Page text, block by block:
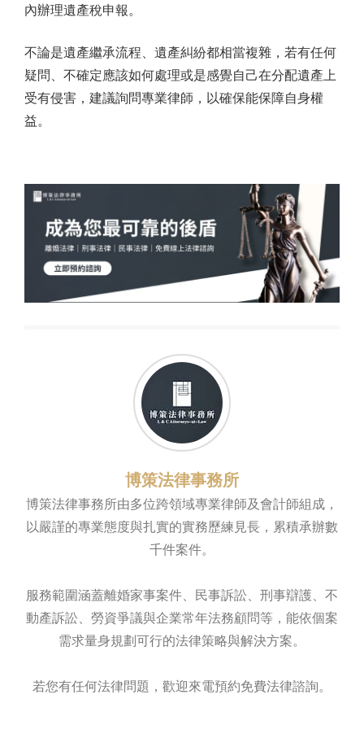
內辦理遺產稅申報。
不論是遺產繼承流程、遺產糾紛都相當複雜，若有任何
疑問、不確定應該如何處理或是感覺自己在分配遺產上
受有侵害，建議詢問專業律師，以確保能保障自身權
益。
博策法律事務所
博策法律事務所由多位跨領域專業律師及會計師組成，
以嚴謹的專業態度與扎實的實務歷練見長，累積承辦數
千件案件。
服務範圍涵蓋離婚家事案件、民事訴訟、刑事辯護、不
動產訴訟、勞資爭議與企業常年法務顧問等，能依個案
需求量身規劃可行的法律策略與解決方案。
若您有任何法律問題，歡迎來電預約免費法律諮詢。